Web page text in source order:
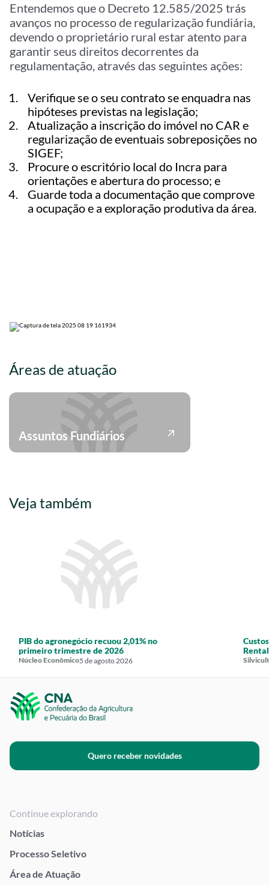
Entendemos que o Decreto 12.585/2025 trás
avanços no processo de regularização fundiária,
devendo o proprietário rural estar atento para
garantir seus direitos decorrentes da
regulamentação, através das seguintes ações:
Verifique se o seu contrato se enquadra nas
hipóteses previstas na legislação;
Atualização a inscrição do imóvel no CAR e
regularização de eventuais sobreposições no
SIGEF;
Procure o escritório local do Incra para
orientações e abertura do processo; e
Guarde toda a documentação que comprove
a ocupação e a exploração produtiva da área.
Áreas de atuação
Assuntos Fundiários
Veja também
PIB do agronegócio recuou 2,01% no
primeiro trimestre de 2026
Núcleo Econômico5 de agosto 2026
Quero receber novidades
Continue explorando
Notícias
Processo Seletivo
Área de Atuação